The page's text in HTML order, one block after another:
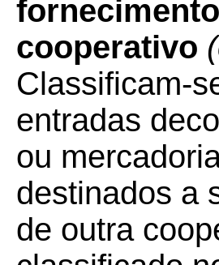
cooperativo
Classificam-
entradas
ou
destinados a
de outra